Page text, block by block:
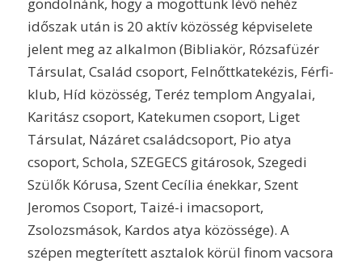
időszak után is 20 aktív közösség képviselete
jelent meg az alkalmon (Bibliakör, Rózsafüzér
Társulat, Család csoport, Felnőttkatekézis, Férfi-
klub, Híd közösség, Teréz templom Angyalai,
Karitász csoport, Katekumen csoport, Liget
Társulat, Názáret családcsoport, Pio atya
csoport, Schola, SZEGECS gitárosok, Szegedi
Szülők Kórusa, Szent Cecília énekkar, Szent
Jeromos Csoport, Taizé-i imacsoport,
Zsolozsmások, Kardos atya közössége). A
szépen megterített asztalok körül finom vacsora